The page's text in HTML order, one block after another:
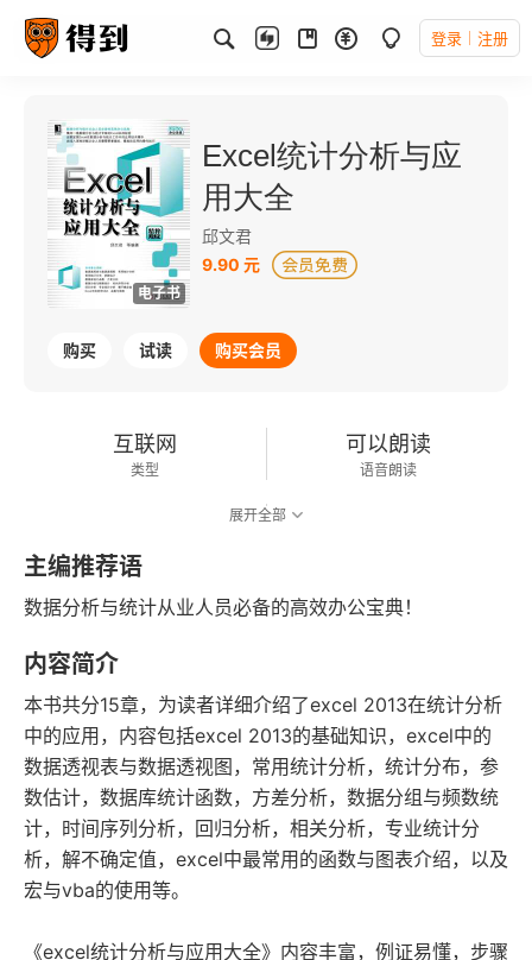
登录 注册
电子书
Excel统计分析与应
用大全
邱文君
9.90 元
购买 试读 购买会员
互联网
类型
可以朗读
语音朗读
展开全部
主编推荐语
数据分析与统计从业人员必备的高效办公宝典！
内容简介
本书共分15章，为读者详细介绍了excel 2013在统计分析
中的应用，内容包括excel 2013的基础知识，excel中的
数据透视表与数据透视图，常用统计分析，统计分布，参
数估计，数据库统计函数，方差分析，数据分组与频数统
计，时间序列分析，回归分析，相关分析，专业统计分
析，解不确定值，excel中最常用的函数与图表介绍，以及
宏与vba的使用等。
《excel统计分析与应用大全》内容丰富，例证易懂，步骤